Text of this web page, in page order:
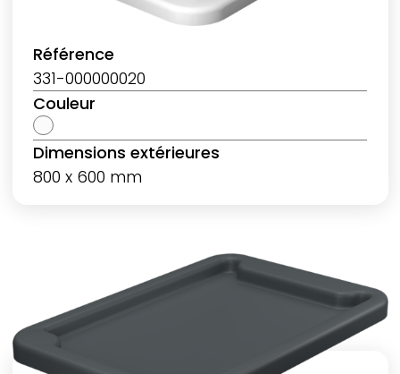
Référence
331-000000020
Couleur
Dimensions extérieures
800 x 600 mm